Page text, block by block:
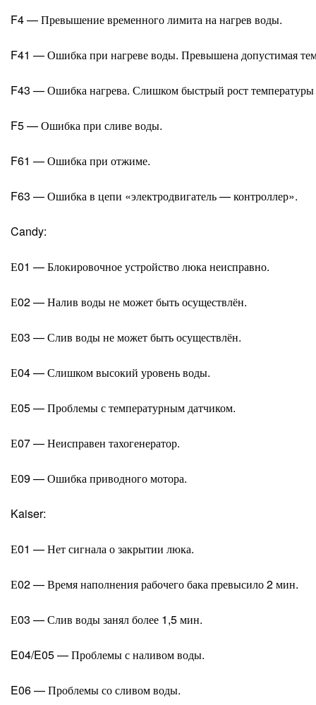
F4 — Превышение временного лимита на нагрев воды.
F41 — Ошибка при нагреве воды. Превышена допустимая
F43 — Ошибка нагрева. Слишком быстрый рост
F5 — Ошибка при сливе воды.
F61 — Ошибка при отжиме.
F63 — Ошибка в цепи «электродвигатель — контроллер».
Candy:
Е01 — Блокировочное устройство люка неисправно.
Е02 — Налив воды не может быть осуществлён.
Е03 — Слив воды не может быть осуществлён.
Е04 — Слишком высокий уровень воды.
Е05 — Проблемы с температурным датчиком.
Е07 — Неисправен тахогенератор.
Е09 — Ошибка приводного мотора.
Kaiser:
Е01 — Нет сигнала о закрытии люка.
Е02 — Время наполнения рабочего бака превысило 2 мин.
Е03 — Слив воды занял более 1,5 мин.
E04/E05 — Проблемы с наливом воды.
E06 — Проблемы со сливом воды.